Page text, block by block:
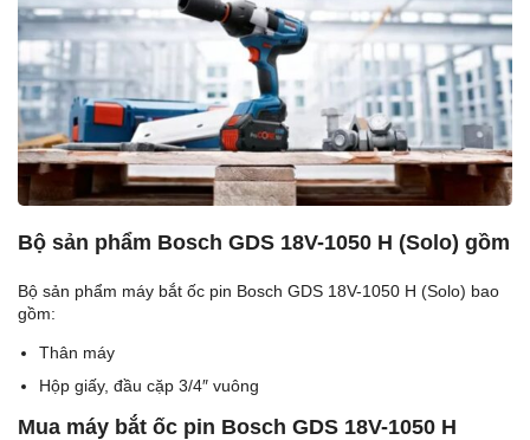
Bộ sản phẩm Bosch GDS 18V-1050 H (Solo) gồm
Bộ sản phẩm máy bắt ốc pin Bosch GDS 18V-1050 H (Solo) bao
gồm:
Thân máy
Hộp giấy, đầu cặp 3/4″ vuông
Mua máy bắt ốc pin Bosch GDS 18V-1050 H